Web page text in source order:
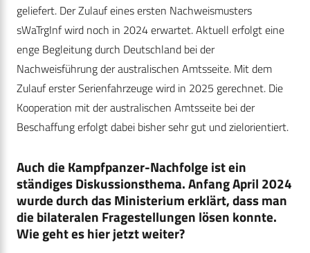
geliefert. Der Zulauf eines ersten Nachweismusters
sWaTrgInf wird noch in 2024 erwartet. Aktuell erfolgt eine
enge Begleitung durch Deutschland bei der
Nachweisführung der australischen Amtsseite. Mit dem
Zulauf erster Serienfahrzeuge wird in 2025 gerechnet. Die
Kooperation mit der australischen Amtsseite bei der
Beschaffung erfolgt dabei bisher sehr gut und zielorientiert.
Auch die Kampfpanzer-Nachfolge ist ein
ständiges Diskussionsthema. Anfang April 2024
wurde durch das Ministerium erklärt, dass man
die bilateralen Fragestellungen lösen konnte.
Wie geht es hier jetzt weiter?